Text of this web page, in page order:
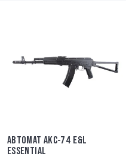
АВТОМАТ АКС-74 E&L
ESSENTIAL